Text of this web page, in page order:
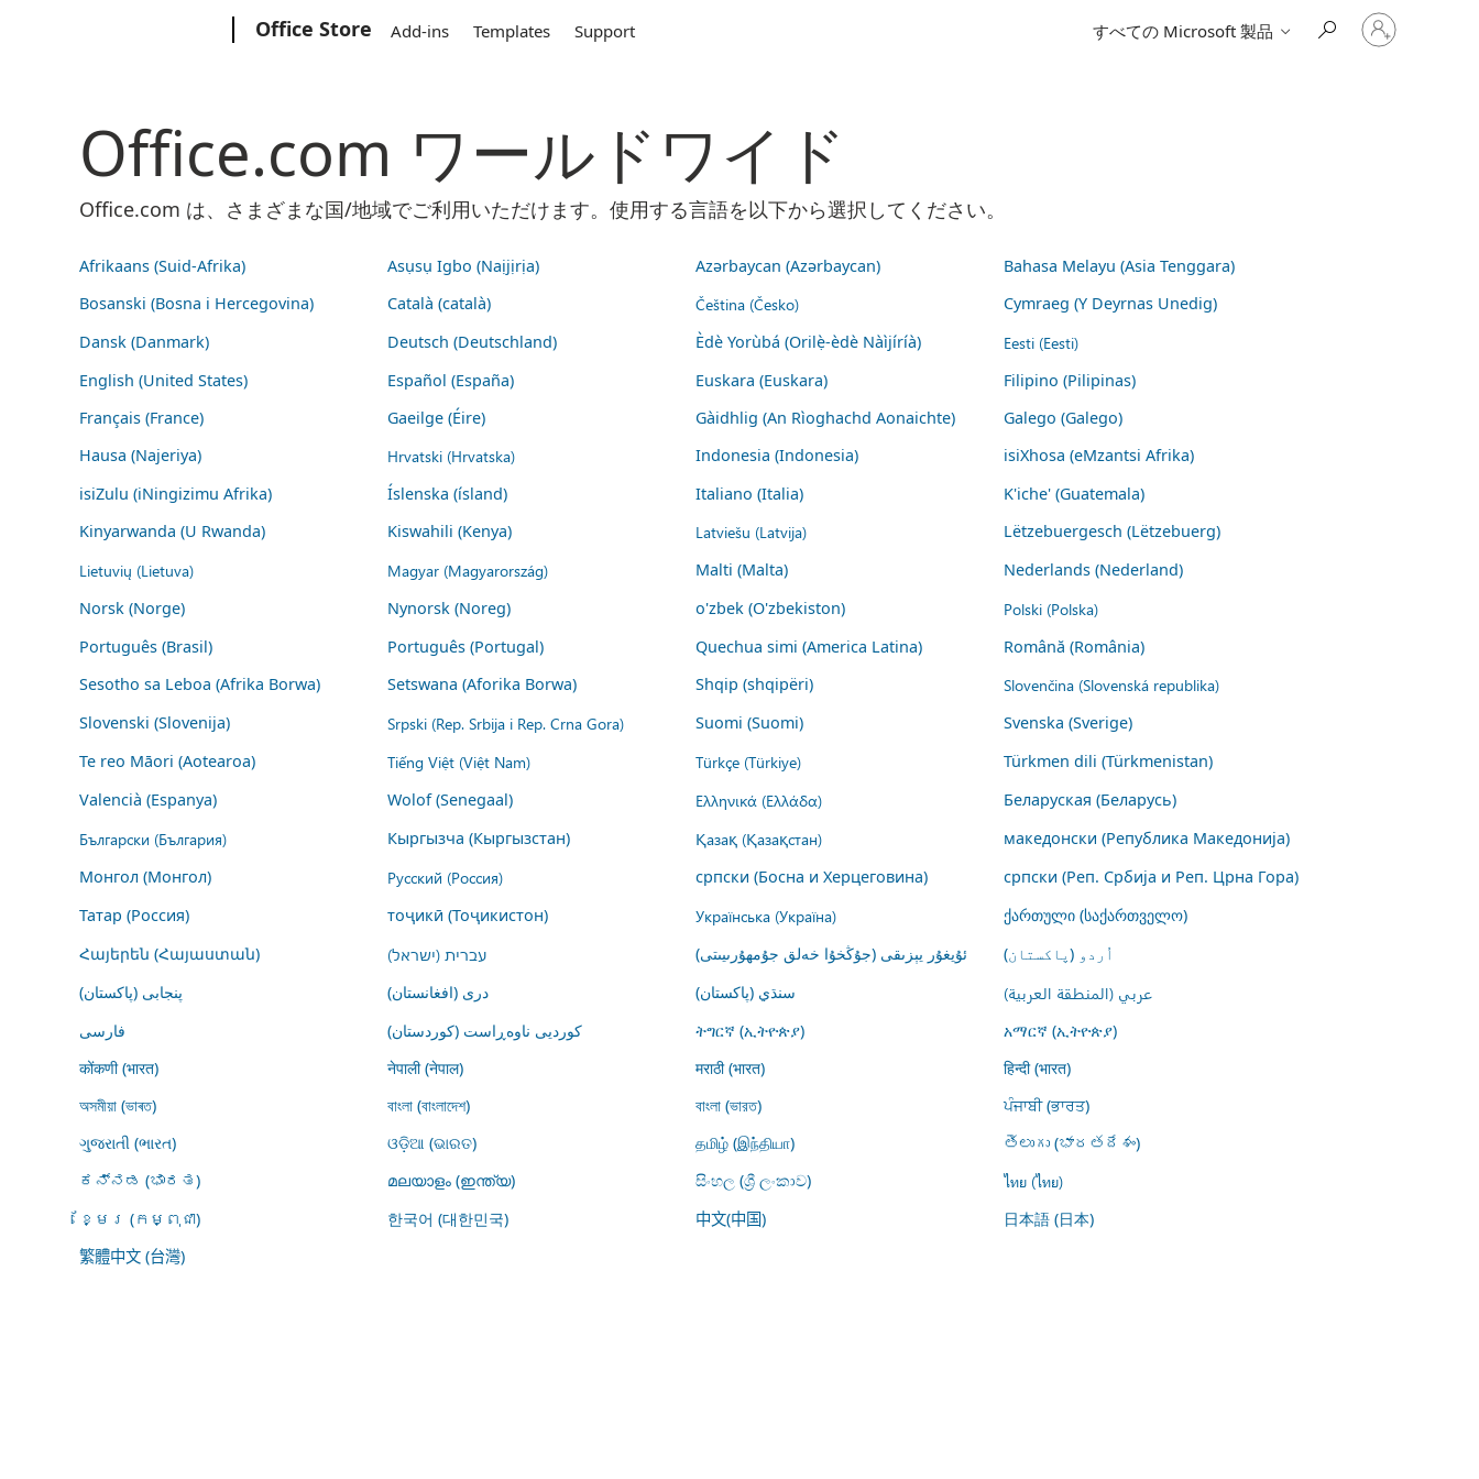
Office Store Add-ins Templates Support すべての Microsoft 製品
ア
カ
Office.com ワールドワイド
Office.com は、さまざまな国/地域でご利用いただけます。使用する言語を以下から選択してください。
Afrikaans (Suid-Afrika) Asụsụ Igbo (Naịjịrịa) Azərbaycan (Azərbaycan)
Bahasa Melayu (Asia Tenggara)
Bosanski (Bosna i Hercegovina)
Català (català) Čeština (Česko)
Cymraeg (Y Deyrnas Unedig)
Dansk (Danmark)
Deutsch (Deutschland) Èdè Yorùbá (Orilẹ̀-èdè Nàìjíríà) Eesti (Eesti)
English (United States) Español (España) Euskara (Euskara)
Filipino (Pilipinas)
Français (France)
Gaeilge (Éire) Gàidhlig (An Rìoghachd Aonaichte)
Galego (Galego)
Hausa (Najeriya)
Hrvatski (Hrvatska) Indonesia (Indonesia)
isiXhosa (eMzantsi Afrika)
isiZulu (iNingizimu Afrika)
Íslenska (ísland) Italiano (Italia)
K'iche' (Guatemala)
Kinyarwanda (U Rwanda)
Kiswahili (Kenya) Latviešu (Latvija) Lëtzebuergesch (Lëtzebuerg)
Lietuvių (Lietuva) Magyar (Magyarország) Malti (Malta)
Nederlands (Nederland)
Norsk (Norge)
Nynorsk (Noreg) o'zbek (O'zbekiston) Polski (Polska)
Português (Brasil) Português (Portugal) Quechua simi (America Latina)
Română (România)
Sesotho sa Leboa (Afrika Borwa)
Setswana (Aforika Borwa) Shqip (shqipëri) Slovenčina (Slovenská republika)
Slovenski (Slovenija) Srpski (Rep. Srbija i Rep. Crna Gora) Suomi (Suomi)
Svenska (Sverige)
Te reo Māori (Aotearoa)
Tiếng Việt (Việt Nam) Türkçe (Türkiye)
Türkmen dili (Türkmenistan)
Valencià (Espanya)
Wolof (Senegaal) Ελληνικά (Ελλάδα) Беларуская (Беларусь)
Български (България) Кыргызча (Кыргызстан) Қазақ (Қазақстан)
македонски (Република Македонија)
Монгол (Монгол)
Русский (Россия) српски (Босна и Херцеговина)
српски (Реп. Србија и Реп. Црна Гора)
Татар (Россия)
тоҷикӣ (Тоҷикистон) Українська (Україна)
ქართული (საქართველო)
Հայերեն (Հայաստան)
עברית (ישראל) ئۇيغۇر يېزىقى (جۇڭخۇا خەلق جۇمھۇرىيىتى)
اُردو (پاکستان)
پنجابی (پاکستان)
درى (افغانستان) سنڌي (پاکستان) عربي (المنطقة العربية)
فارسى کوردیی ناوەڕاست (کوردستان) ትግርኛ (ኢትዮጵያ)
አማርኛ (ኢትዮጵያ)
कोंकणी (भारत)
नेपाली (नेपाल) मराठी (भारत)
हिन्दी (भारत)
অসমীয়া (ভাৰত)
বাংলা (বাংলাদেশ) বাংলা (ভারত)
ਪੰਜਾਬੀ (ਭਾਰਤ)
ગુજરાતી (ભારત)
ଓଡ଼ିଆ (ଭାରତ) தமிழ் (இந்தியா)
తెలుగు (భారతదేశం)
ಕನ್ನಡ (ಭಾರತ)
മലയാളം (ഇന്ത്യ) සිංහල (ශ්‍රී ලංකාව) ไทย (ไทย)
ខ្មែរ (កម្ពុជា) 한국어 (대한민국) 中文(中国)
日本語 (日本)
繁體中文 (台灣)